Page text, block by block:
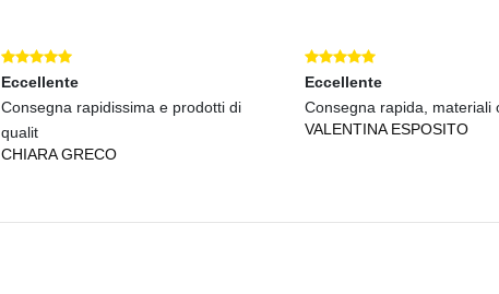
Eccellente
Consegna rapidissima e prodotti di
qualit
CHIARA GRECO
Eccellente
Consegna rapida, materiali
VALENTINA ESPOSITO